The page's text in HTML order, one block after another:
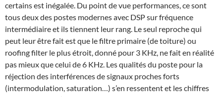
certains est inégalée. Du point de vue performances, ce sont
tous deux des postes modernes avec DSP sur fréquence
intermédiaire et ils tiennent leur rang. Le seul reproche qui
peut leur être fait est que le filtre primaire (de toiture) ou
roofing filter le plus étroit, donné pour 3 KHz, ne fait en réalité
pas mieux que celui de 6 KHz. Les qualités du poste pour la
réjection des interférences de signaux proches forts
(intermodulation, saturation…) s’en ressentent et les chiffres